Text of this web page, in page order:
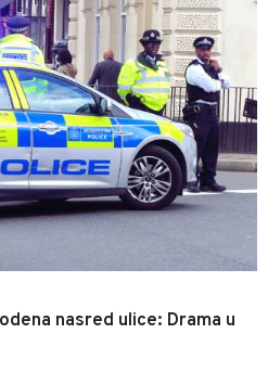
nasred ulice: Drama u